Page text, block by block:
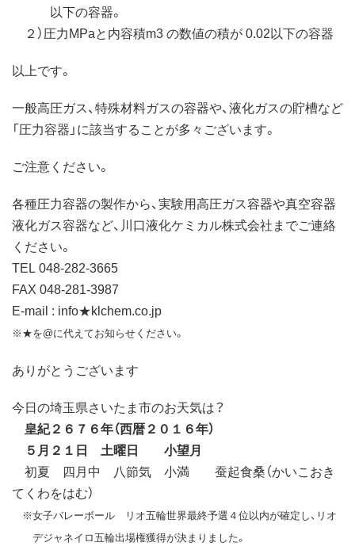
以下の容器。
２）圧力MPaと内容積m3 の数値の積が 0.02以下の容器
以上です。
一般高圧ガス、特殊材料ガスの容器や、液化ガスの貯槽など
「圧力容器」に該当することが多々ございます。
ご注意ください。
各種圧力容器の製作から、実験用高圧ガス容器や真空容器
液化ガス容器など、川口液化ケミカル株式会社までご連絡
ください。
TEL 048-282-3665
FAX 048-281-3987
E-mail : info★klchem.co.jp
※★を@に代えてお知らせください。
ありがとうございます
今日の埼玉県さいたま市のお天気は？
皇紀２６７６年（西暦２０１６年）
５月２１日 土曜日 小望月
初夏 四月中 八節気 小満 蚕起食桑（かいこおき
てくわをはむ）
※女子バレーボール リオ五輪世界最終予選４位以内が確定し、リオ
デジャネイロ五輪出場権獲得が決まりました。